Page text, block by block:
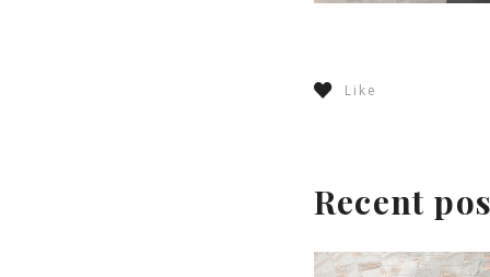
Like
Recent